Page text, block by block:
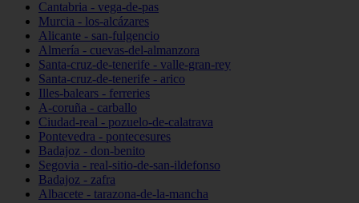
Cantabria - vega-de-pas
Murcia - los-alcázares
Alicante - san-fulgencio
Almería - cuevas-del-almanzora
Santa-cruz-de-tenerife - valle-gran-rey
Santa-cruz-de-tenerife - arico
Illes-balears - ferreries
A-coruña - carballo
Ciudad-real - pozuelo-de-calatrava
Pontevedra - pontecesures
Badajoz - don-benito
Segovia - real-sitio-de-san-ildefonso
Badajoz - zafra
Albacete - tarazona-de-la-mancha